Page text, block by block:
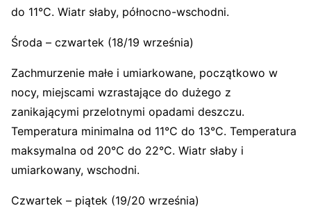
do 11°C. Wiatr słaby, północno-wschodni.
Środa – czwartek (18/19 września)
Zachmurzenie małe i umiarkowane, początkowo w
nocy, miejscami wzrastające do dużego z
zanikającymi przelotnymi opadami deszczu.
Temperatura minimalna od 11°C do 13°C. Temperatura
maksymalna od 20°C do 22°C. Wiatr słaby i
umiarkowany, wschodni.
Czwartek – piątek (19/20 września)